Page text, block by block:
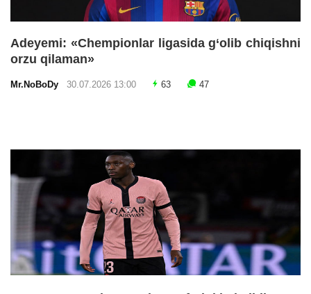
Adeyemi: «Chempionlar ligasida g‘olib chiqishni
orzu qilaman»
Mr.NoBoDy 30.07.2026 13:00 63 47